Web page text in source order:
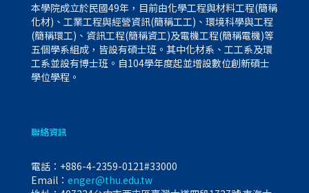
本學院成立於民國49年，目前由化學工程與材料工程(簡稱
化材)、工業工程與經營資訊(簡稱工工)、環境科學與工程
(簡稱環工)、資訊工程(簡稱資工)及電機工程(簡稱電機)等
五個學系組成，皆設有碩士班。其中化材系、工工系及環
工系並設有博士班。自104學年度起並增設數位創新碩士
學位學程。
聯絡資訊
電話： +886-4-2359-0121#33000
Email： enger@thu.edu.tw